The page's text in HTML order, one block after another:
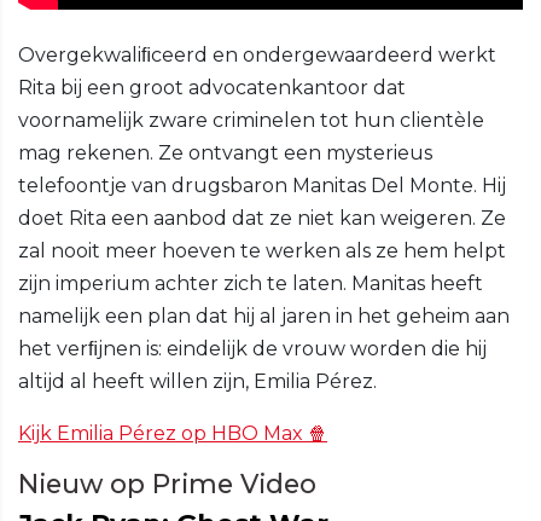
Overgekwaliﬁceerd en ondergewaardeerd werkt
Rita bij een groot advocatenkantoor dat
voornamelijk zware criminelen tot hun clientèle
mag rekenen. Ze ontvangt een mysterieus
telefoontje van drugsbaron Manitas Del Monte. Hij
doet Rita een aanbod dat ze niet kan weigeren. Ze
zal nooit meer hoeven te werken als ze hem helpt
zijn imperium achter zich te laten. Manitas heeft
namelijk een plan dat hij al jaren in het geheim aan
het verﬁjnen is: eindelijk de vrouw worden die hij
altijd al heeft willen zijn, Emilia Pérez.
Kijk Emilia Pérez op HBO Max 🍿
Nieuw op Prime Video